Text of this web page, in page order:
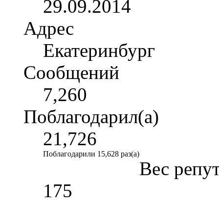
29.09.2014
Адрес
Екатеринбург
Сообщений
7,260
Поблагодарил(а)
21,726
Поблагодарили 15,628 раз(а)
Вес
175